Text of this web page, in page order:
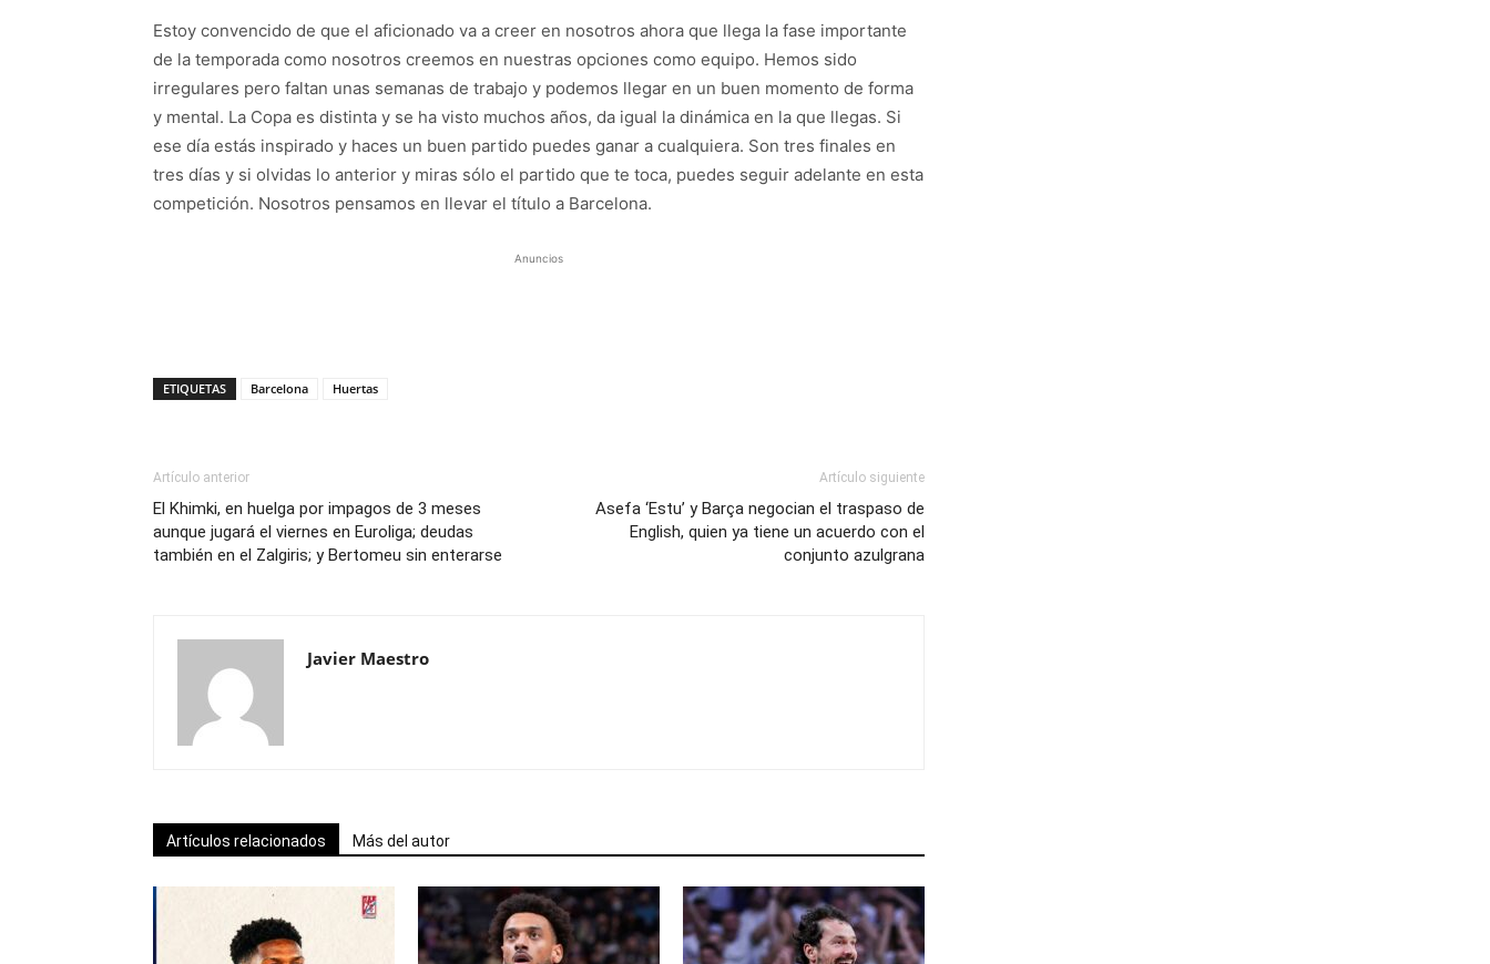
Estoy convencido de que el aficionado va a creer en nosotros ahora que llega la fase importante
de la temporada como nosotros creemos en nuestras opciones como equipo. Hemos sido
irregulares pero faltan unas semanas de trabajo y podemos llegar en un buen momento de forma
y mental. La Copa es distinta y se ha visto muchos años, da igual la dinámica en la que llegas. Si
ese día estás inspirado y haces un buen partido puedes ganar a cualquiera. Son tres finales en
tres días y si olvidas lo anterior y miras sólo el partido que te toca, puedes seguir adelante en esta
competición. Nosotros pensamos en llevar el título a Barcelona.
Anuncios
ETIQUETAS Barcelona Huertas
Artículo anterior
El Khimki, en huelga por impagos de 3 meses
aunque jugará el viernes en Euroliga; deudas
también en el Zalgiris; y Bertomeu sin enterarse
Artículo siguiente
Asefa ‘Estu’ y Barça negocian el traspaso de
English, quien ya tiene un acuerdo con el
conjunto azulgrana
Javier Maestro
Artículos relacionados Más del autor